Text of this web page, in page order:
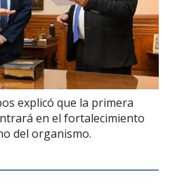
explicó que la primera
en el fortalecimiento
del organismo.